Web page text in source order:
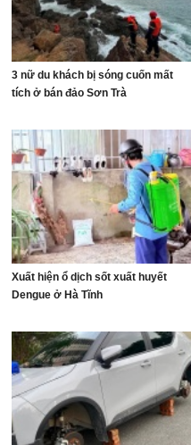
3 nữ du khách bị sóng cuốn mất
tích ở bán đảo Sơn Trà
Xuất hiện ổ dịch sốt xuất huyết
Dengue ở Hà Tĩnh